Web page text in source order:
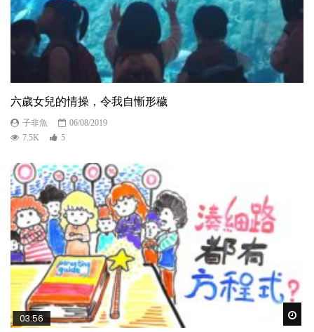
六歲女兒的情操，令我自慚形穢
子非魚
06/08/2019
7.5K
5
03:56